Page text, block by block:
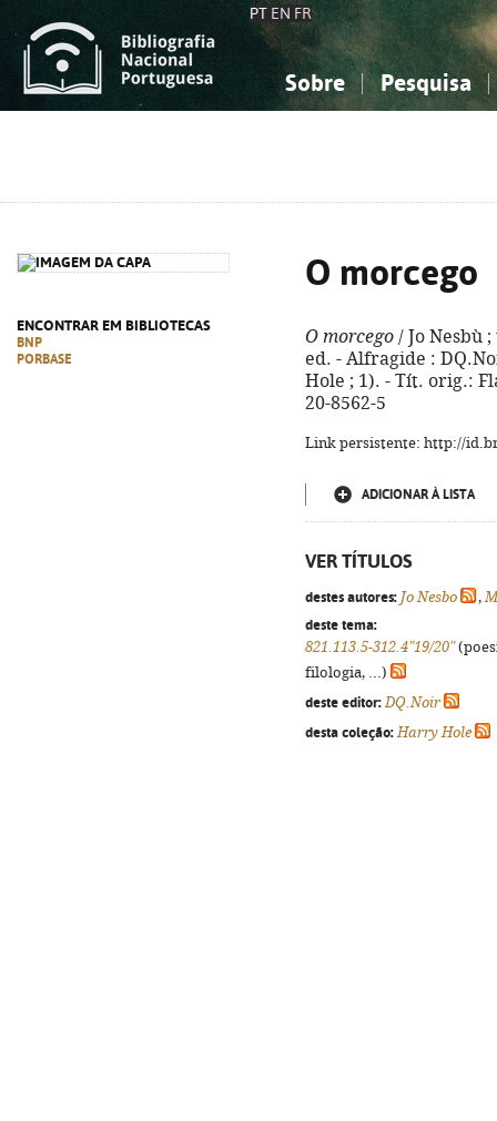
PT EN FR
Sobre Pesquisa
ENCONTRAR EM BIBLIOTECAS
BNP
PORBASE
O morcego
O morcego / Jo Nesbù
ed. - Alfragide :
Hole ; 1). - Tít. orig.:
20-8562-5
Link persistente: http://
ADICIONAR À LISTA
VER TÍTULOS
destes autores: Jo Nesbo ,
deste tema:
821.113.5-312.4"19/20"
filologia, ...)
deste editor: DQ.Noir
desta coleção: Harry Hole